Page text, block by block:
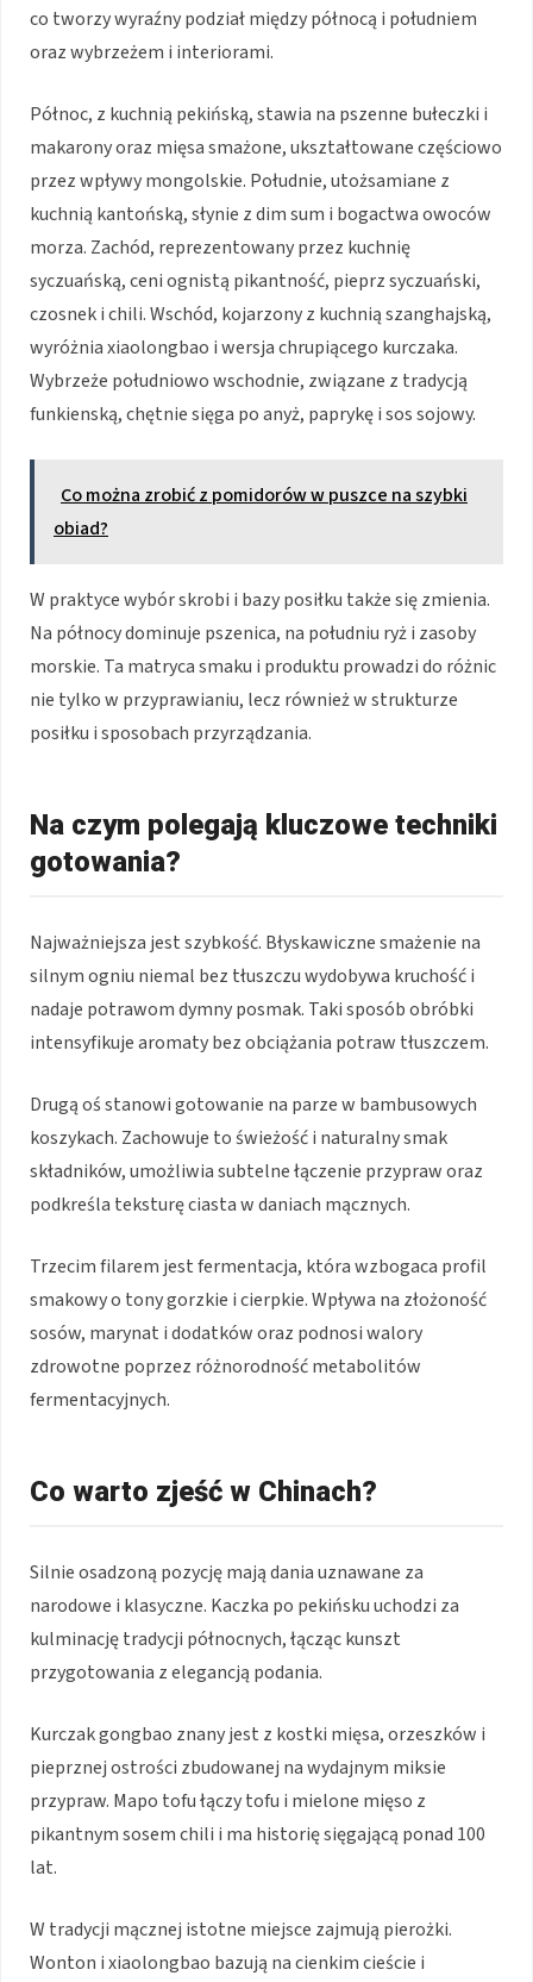
co tworzy wyraźny podział między północą i południem
oraz wybrzeżem i interiorami.
Północ, z kuchnią pekińską, stawia na pszenne bułeczki i
makarony oraz mięsa smażone, ukształtowane częściowo
przez wpływy mongolskie. Południe, utożsamiane z
kuchnią kantońską, słynie z dim sum i bogactwa owoców
morza. Zachód, reprezentowany przez kuchnię
syczuańską, ceni ognistą pikantność, pieprz syczuański,
czosnek i chili. Wschód, kojarzony z kuchnią szanghajską,
wyróżnia xiaolongbao i wersja chrupiącego kurczaka.
Wybrzeże południowo wschodnie, związane z tradycją
funkienską, chętnie sięga po anyż, paprykę i sos sojowy.
Co można zrobić z pomidorów w puszce na szybki
obiad?
W praktyce wybór skrobi i bazy posiłku także się zmienia.
Na północy dominuje pszenica, na południu ryż i zasoby
morskie. Ta matryca smaku i produktu prowadzi do różnic
nie tylko w przyprawianiu, lecz również w strukturze
posiłku i sposobach przyrządzania.
Na czym polegają kluczowe techniki
gotowania?
Najważniejsza jest szybkość. Błyskawiczne smażenie na
silnym ogniu niemal bez tłuszczu wydobywa kruchość i
nadaje potrawom dymny posmak. Taki sposób obróbki
intensyfikuje aromaty bez obciążania potraw tłuszczem.
Drugą oś stanowi gotowanie na parze w bambusowych
koszykach. Zachowuje to świeżość i naturalny smak
składników, umożliwia subtelne łączenie przypraw oraz
podkreśla teksturę ciasta w daniach mącznych.
Trzecim filarem jest fermentacja, która wzbogaca profil
smakowy o tony gorzkie i cierpkie. Wpływa na złożoność
sosów, marynat i dodatków oraz podnosi walory
zdrowotne poprzez różnorodność metabolitów
fermentacyjnych.
Co warto zjeść w Chinach?
Silnie osadzoną pozycję mają dania uznawane za
narodowe i klasyczne. Kaczka po pekińsku uchodzi za
kulminację tradycji północnych, łącząc kunszt
przygotowania z elegancją podania.
Kurczak gongbao znany jest z kostki mięsa, orzeszków i
pieprznej ostrości zbudowanej na wydajnym miksie
przypraw. Mapo tofu łączy tofu i mielone mięso z
pikantnym sosem chili i ma historię sięgającą ponad 100
lat.
W tradycji mącznej istotne miejsce zajmują pierożki.
Wonton i xiaolongbao bazują na cienkim cieście i